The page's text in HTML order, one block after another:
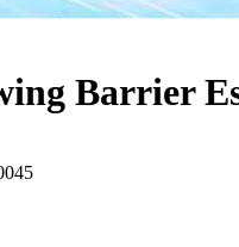
Barrier